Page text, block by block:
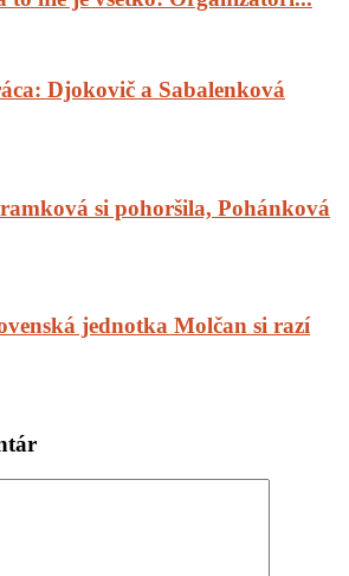
Djokovič a Sabalenková
si pohoršila, Pohánková
jednotka Molčan si razí